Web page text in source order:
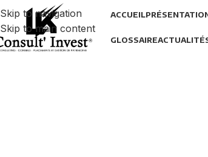
Skip to navigation
Skip to main content
ACCUEIL
GLOSSAIRE